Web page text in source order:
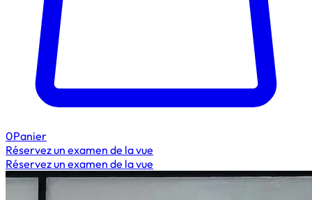
0Panier
Réservez un examen de la vue
Réservez un examen de la vue